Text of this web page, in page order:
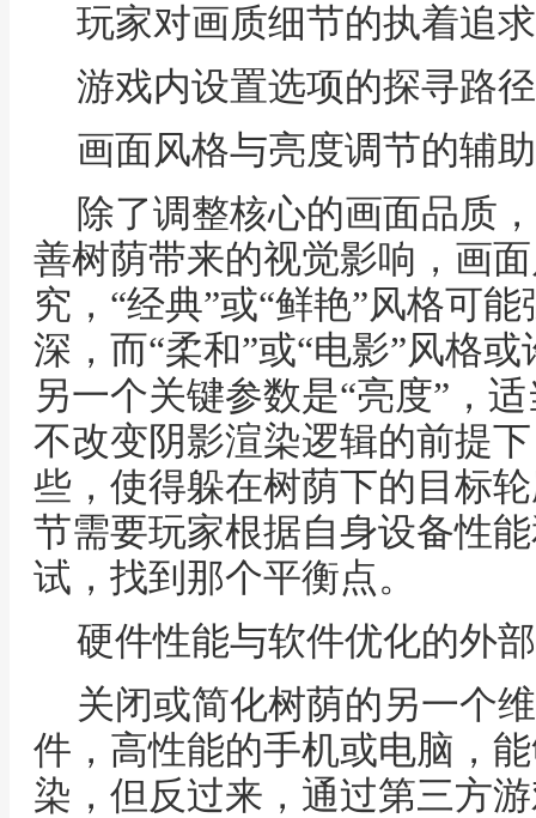
玩家对画质细节的执着追求
游戏内设置选项的探寻路径
画面风格与亮度调节的辅
除了调整核心的画面品质
善树荫带来的视觉影响，画
究，“经典”或“鲜艳”风格可
深，而“柔和”或“电影”风格
另一个关键参数是“亮度”，
不改变阴影渲染逻辑的前提
些，使得躲在树荫下的目标
节需要玩家根据自身设备性
试，找到那个平衡点。
硬件性能与软件优化的外
关闭或简化树荫的另一个
件，高性能的手机或电脑，
染，但反过来，通过第三方